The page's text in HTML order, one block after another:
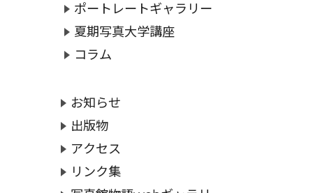
ポートレートギャラリー
夏期写真大学講座
コラム
お知らせ
出版物
アクセス
リンク集